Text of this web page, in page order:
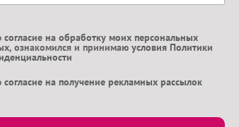
согласие на обработку моих персональных
, ознакомился и принимаю условия Политики
согласие на получение рекламных рассылок